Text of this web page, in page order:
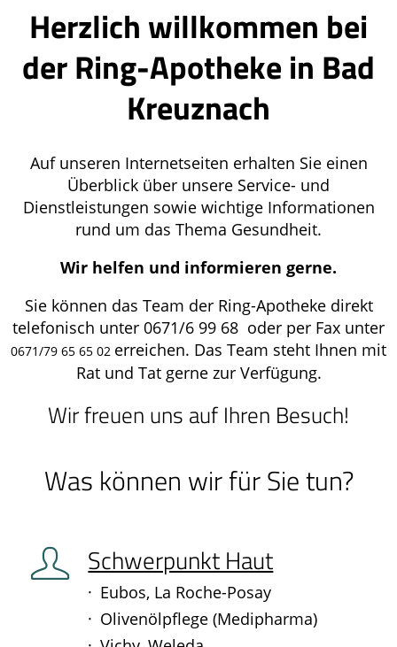
Herzlich willkommen bei
der Ring-Apotheke in Bad
Kreuznach
Auf unseren Internetseiten erhalten Sie einen
Überblick über unsere Service- und
Dienstleistungen sowie wichtige Informationen
rund um das Thema Gesundheit.
Wir helfen und informieren gerne.
Sie können das Team der Ring-Apotheke direkt
telefonisch unter 0671/6 99 68 oder per Fax unter
0671/79 65 65 02 erreichen. Das Team steht Ihnen mit
Rat und Tat gerne zur Verfügung.
Wir freuen uns auf Ihren Besuch!
Was können wir für Sie tun?
Schwerpunkt Haut
Eubos, La Roche-Posay
Olivenölpflege (Medipharma)